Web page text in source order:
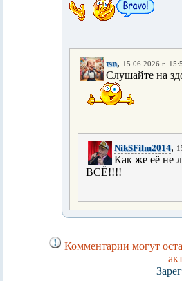
tsn, 15.06.2026 г.
Слушайте на
NikSFilm2014,
Как же её не
ВСЁ!!!!
Комментарии могут